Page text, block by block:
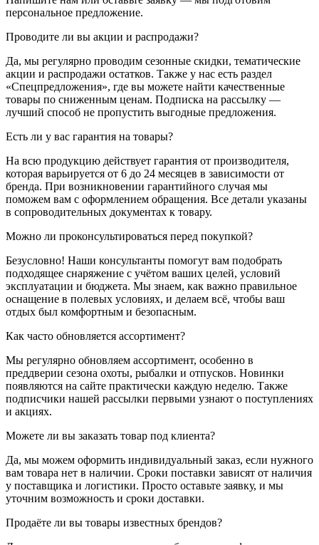
персональное предложение.
Проводите ли вы акции и распродажи?
Да, мы регулярно проводим сезонные скидки, тематические
акции и распродажи остатков. Также у нас есть раздел
«Спецпредложения», где вы можете найти качественные
товары по сниженным ценам. Подписка на рассылку —
лучший способ не пропустить выгодные предложения.
Есть ли у вас гарантия на товары?
На всю продукцию действует гарантия от производителя,
которая варьируется от 6 до 24 месяцев в зависимости от
бренда. При возникновении гарантийного случая мы
поможем вам с оформлением обращения. Все детали указаны
в сопроводительных документах к товару.
Можно ли проконсультироваться перед покупкой?
Безусловно! Наши консультанты помогут вам подобрать
подходящее снаряжение с учётом ваших целей, условий
эксплуатации и бюджета. Мы знаем, как важно правильное
оснащение в полевых условиях, и делаем всё, чтобы ваш
отдых был комфортным и безопасным.
Как часто обновляется ассортимент?
Мы регулярно обновляем ассортимент, особенно в
преддверии сезона охоты, рыбалки и отпусков. Новинки
появляются на сайте практически каждую неделю. Также
подписчики нашей рассылки первыми узнают о поступлениях
и акциях.
Можете ли вы заказать товар под клиента?
Да, мы можем оформить индивидуальный заказ, если нужного
вам товара нет в наличии. Сроки поставки зависят от наличия
у поставщика и логистики. Просто оставьте заявку, и мы
уточним возможность и сроки доставки.
Продаёте ли вы товары известных брендов?